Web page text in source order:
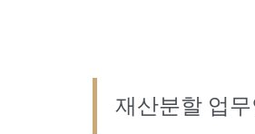
재산분할 업무